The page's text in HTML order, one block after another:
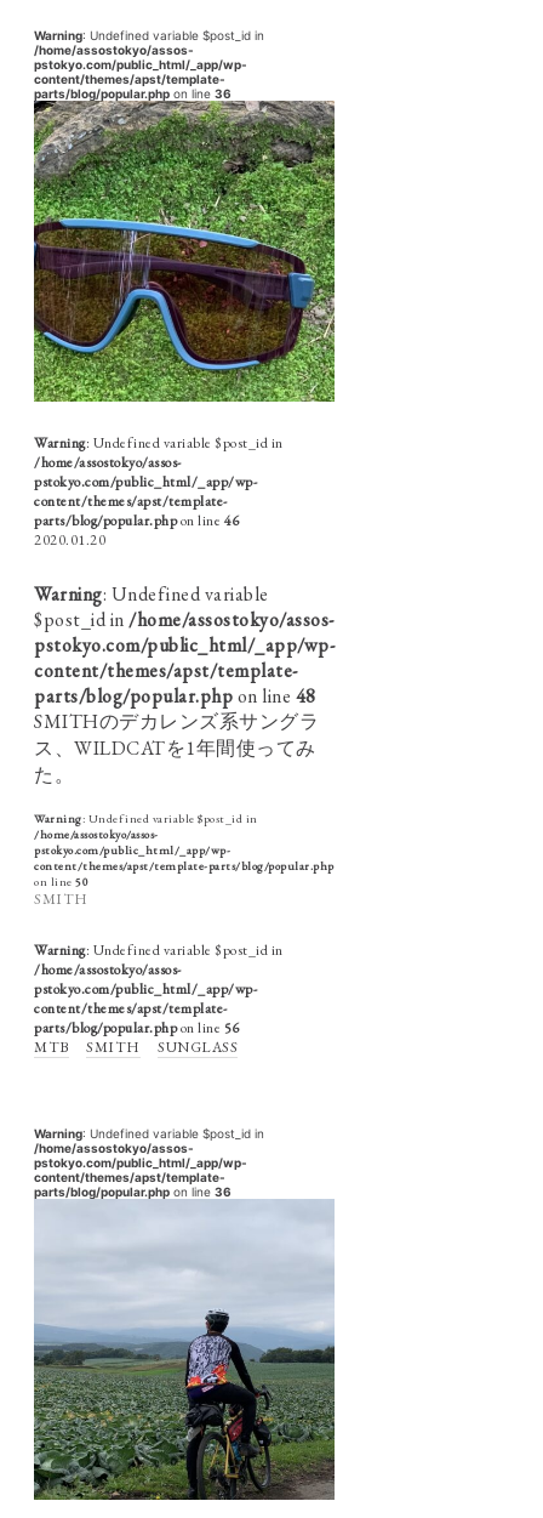
Warning: Undefined variable $post_id in
/home/assostokyo/assos-
pstokyo.com/public_html/_app/wp-
content/themes/apst/template-
parts/blog/popular.php on line 36
Warning: Undefined variable $post_id in
/home/assostokyo/assos-
pstokyo.com/public_html/_app/wp-
content/themes/apst/template-
parts/blog/popular.phpon line 46
2020.01.20
Warning: Undefined variable
$post_id in/home/assostokyo/assos-
pstokyo.com/public_html/_app/wp-
content/themes/apst/template-
parts/blog/popular.phpon line 48
SMITHのデカレンズ系サングラ
ス、WILDCATを1年間使ってみ
た。
Warning: Undefined variable $post_id in
/home/assostokyo/assos-
pstokyo.com/public_html/_app/wp-
content/themes/apst/template-parts/blog/popular.php
on line 50
SMITH
Warning: Undefined variable $post_id in
/home/assostokyo/assos-
pstokyo.com/public_html/_app/wp-
content/themes/apst/template-
parts/blog/popular.phpon line 56
MTB
SMITH SUNGLASS
Warning: Undefined variable $post_id in
/home/assostokyo/assos-
pstokyo.com/public_html/_app/wp-
content/themes/apst/template-
parts/blog/popular.php on line 36